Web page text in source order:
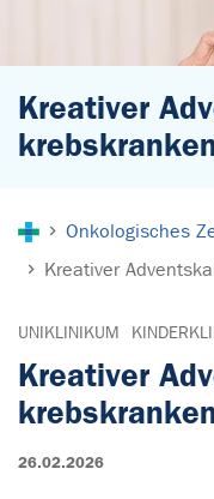
Kreativer
Onkologisches
Kreativer
UNIKLINIKUM
Kreativer
26.02.2026